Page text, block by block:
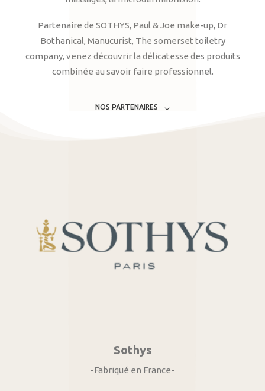
Partenaire de SOTHYS, Paul & Joe make-up, Dr
Bothanical, Manucurist, The somerset toiletry
company, venez découvrir la délicatesse des produits
combinée au savoir faire professionnel.
NOS PARTENAIRES
Sothys
-Fabriqué en France-